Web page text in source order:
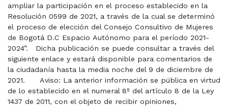
ampliar la participación en el proceso establecido en la
Resolución 0599 de 2021, a través de la cual se determinó
el proceso de elección del Consejo Consultivo de Mujeres
de Bogotá D.C Espacio Autónomo para el período 2021-
2024”. Dicha publicación se puede consultar a través del
siguiente enlace y estará disponible para comentarios de
la ciudadanía hasta la media noche del 9 de diciembre de
2021. Aviso: La anterior información se pública en virtud
de lo establecido en el numeral 8º del artículo 8 de la Ley
1437 de 2011, con el objeto de recibir opiniones,